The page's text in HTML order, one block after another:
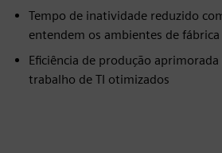
Tempo de inatividade reduzido
entendem os ambientes de fábrica
Eficiência de produção
trabalho de TI otimizados